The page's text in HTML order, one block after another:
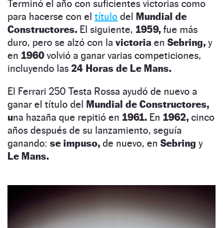
Terminó el año con suficientes victorias como
para hacerse con el título del Mundial de
Constructores. El siguiente, 1959, fue más
duro, pero se alzó con la victoria en Sebring, y
en 1960 volvió a ganar varias competiciones,
incluyendo las 24 Horas de Le Mans.
El Ferrari 250 Testa Rossa ayudó de nuevo a
ganar el título del Mundial de Constructores,
una hazaña que repitió en 1961. En 1962, cinco
años después de su lanzamiento, seguía
ganando: se impuso, de nuevo, en Sebring y
Le Mans.